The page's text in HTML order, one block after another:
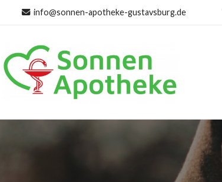
info@sonnen-apotheke-gustavsburg.de